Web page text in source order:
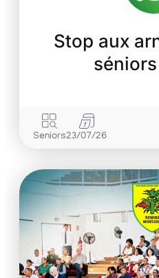
Stop aux
Seniors23/07/26